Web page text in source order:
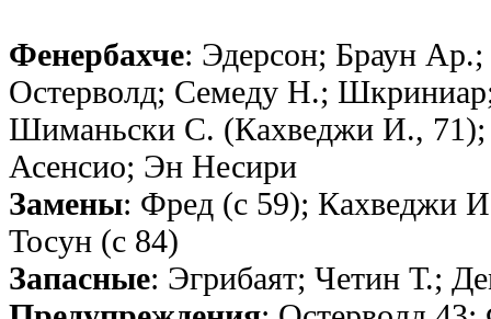
Фенербахче: Эдерсон; Браун
Остерволд; Семеду Н.;
Шиманьски С. (Кахведжи И., 71);
Асенсио; Эн Несири
Замены: Фред (с 59); Кахведжи
Тосун (с 84)
Запасные: Эгрибаят; Четин Т.;